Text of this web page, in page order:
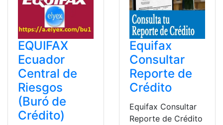
EQUIFAX
Ecuador
Central de
Riesgos
(Buró de
Crédito)
Equifax
Consultar
Reporte de
Crédito
Equifax Consultar
Reporte de Crédito